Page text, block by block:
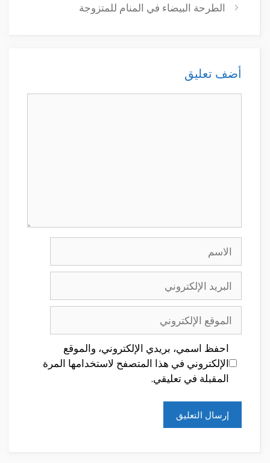
الطرحة البيضاء في المنام للمتزوجة
أضف تعليق
الاسم
البريد
الإلكتروني
الموقع
الإلكتروني
احفظ اسمي، بريدي الإلكتروني، والموقع
الإلكتروني في هذا المتصفح لاستخدامها المرة
المقبلة في تعليقي.